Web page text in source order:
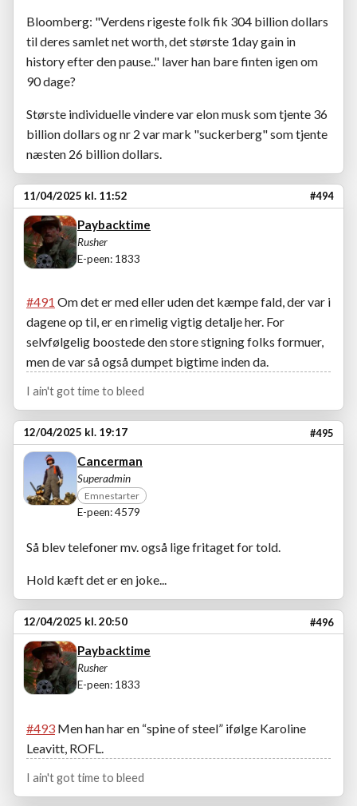
Bloomberg: "Verdens rigeste folk fik 304 billion dollars
til deres samlet net worth, det største 1day gain in
history efter den pause.." laver han bare finten igen om
90 dage?
Største individuelle vindere var elon musk som tjente 36
billion dollars og nr 2 var mark "suckerberg" som tjente
næsten 26 billion dollars.
11/04/2025 kl. 11:52 #494
Paybacktime
Rusher
E-peen: 1833
#491 Om det er med eller uden det kæmpe fald, der var i
dagene op til, er en rimelig vigtig detalje her. For
selvfølgelig boostede den store stigning folks formuer,
men de var så også dumpet bigtime inden da.
I ain't got time to bleed
12/04/2025 kl. 19:17 #495
Cancerman
Superadmin
Emnestarter
E-peen: 4579
Så blev telefoner mv. også lige fritaget for told.
Hold kæft det er en joke...
12/04/2025 kl. 20:50 #496
Paybacktime
Rusher
E-peen: 1833
#493 Men han har en “spine of steel” ifølge Karoline
Leavitt, ROFL.
I ain't got time to bleed